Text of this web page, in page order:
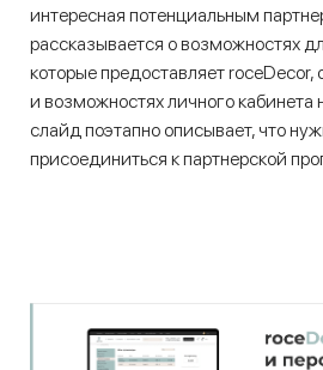
интересная потенциальным
рассказывается о возможностях
которые предоставляет
и возможностях личного кабинета
слайд поэтапно описывает, что
присоединиться к партнерской